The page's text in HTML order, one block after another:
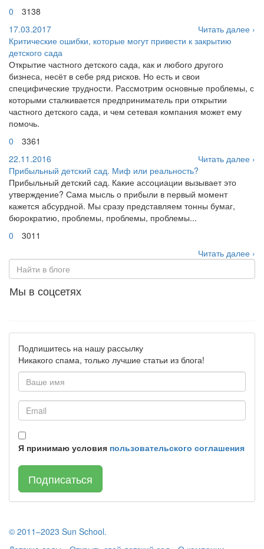
0
3138
Читать далее ›
17.03.2017
Критические ошибки, которые могут привести к закрытию
детского сада
Открытие частного детского сада, как и любого другого
бизнеса, несёт в себе ряд рисков. Но есть и свои
специфические трудности. Рассмотрим основные проблемы, с
которыми сталкивается предприниматель при открытии
частного детского сада, и чем сетевая компания может ему
помочь.
0
3361
Читать далее ›
22.11.2016
Прибыльный детский сад. Миф или реальность?
Прибыльный детский сад. Какие ассоциации вызывает это
утверждение? Сама мысль о прибыли в первый момент
кажется абсурдной. Мы сразу представляем тонны бумаг,
бюрократию, проблемы, проблемы, проблемы...
0
3011
Читать далее ›
Мы в соцсетях
Подпишитесь на нашу рассылку
Никакого спама, только лучшие статьи из блога!
Я принимаю условия пользовательского соглашения
Подписаться
© 2011–2023 Sun School.